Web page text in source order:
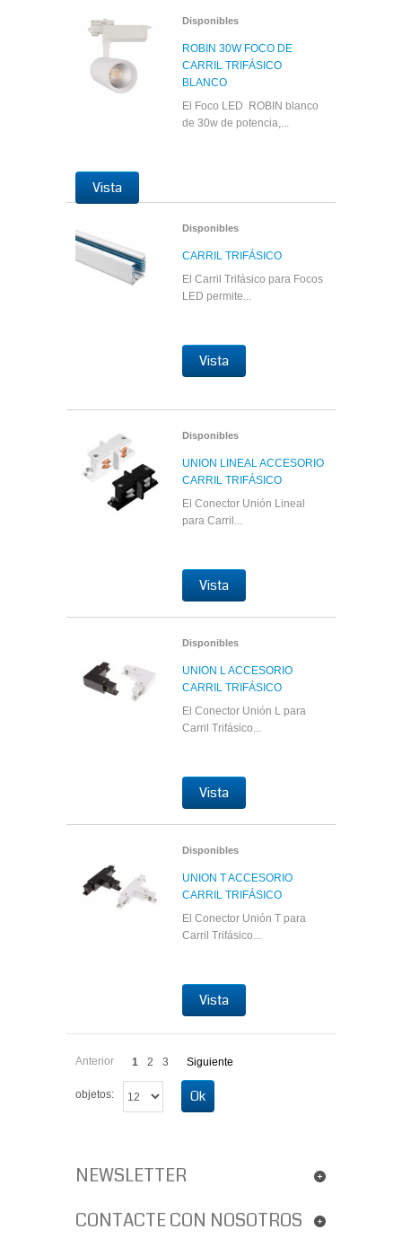
Disponibles
ROBIN 30W FOCO DE
CARRIL TRIFÁSICO
BLANCO
El Foco LED ROBIN blanco
de 30w de potencia,...
Vista
Disponibles
CARRIL TRIFÁSICO
El Carril Trifásico para Focos
LED permite...
Vista
Disponibles
UNION LINEAL ACCESORIO
CARRIL TRIFÁSICO
El Conector Unión Lineal
para Carril...
Vista
Disponibles
UNION L ACCESORIO
CARRIL TRIFÁSICO
El Conector Unión L para
Carril Trifásico...
Vista
Disponibles
UNION T ACCESORIO
CARRIL TRIFÁSICO
El Conector Unión T para
Carril Trifásico...
Vista
Anterior 1 2 3 Siguiente
Ok
objetos:
NEWSLETTER
CONTACTE CON NOSOTROS